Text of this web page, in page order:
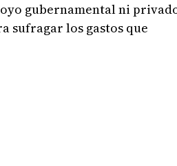
gubernamental ni
sufragar los gastos que